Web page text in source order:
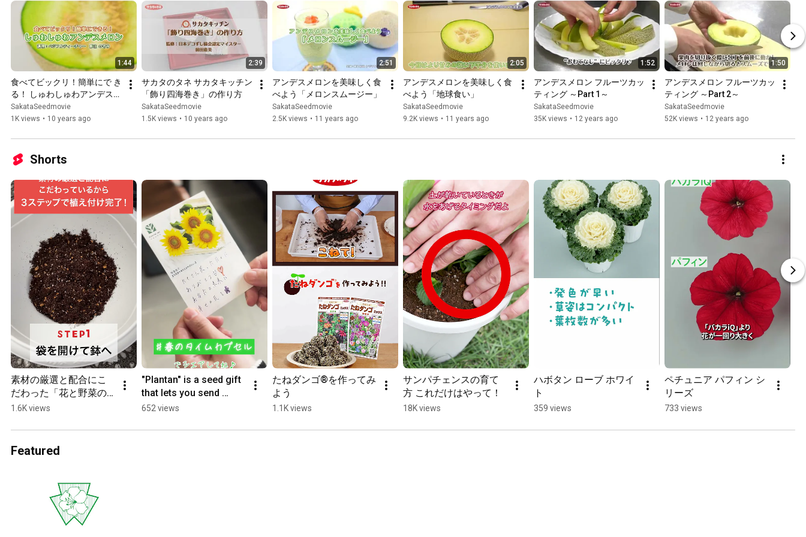
1:44
食べてビックリ！簡単にで き
る！ しゅわしゅわアンデスメ
ロン
SakataSeedmovie
1K views • 10 years ago
2:39
サカタのタネ サカタキッチン
「飾り四海巻き」の作り方
SakataSeedmovie
1.5K views • 10 years ago
2:51
アンデスメロンを美味しく食
べよう「メロンスムージー」
SakataSeedmovie
2.5K views • 11 years ago
2:05
アンデスメロンを美味しく食
べよう「地球食い」
SakataSeedmovie
9.2K views • 11 years ago
1:52
アンデスメロン フルーツカッ
ティング ～Part 1～
SakataSeedmovie
35K views • 12 years ago
1:50
アンデスメロン フルーツカッ
ティング ～Part 2～
SakataSeedmovie
52K views • 12 years ago
Shorts
素材の厳選と配合にこ
だわった「花と野菜の
培養土 W-SOIL-305」
1.6K views
"Plantan" is a seed gift
that lets you send
seeds with your
652 views
たねダンゴ®を作ってみ
よう
1.1K views
サンパチェンスの育て
方 これだけはやって！
18K views
ハボタン ローブ ホワイ
ト
359 views
ペチュニア パフィン シ
リーズ
733 views
Featured